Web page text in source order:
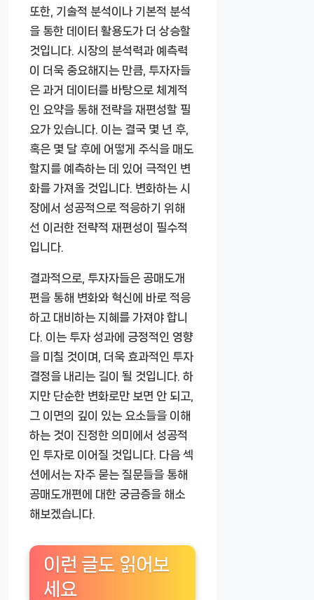
또한, 기술적 분석이나 기본적 분석
을 통한 데이터 활용도가 더 상승할
것입니다. 시장의 분석력과 예측력
이 더욱 중요해지는 만큼, 투자자들
은 과거 데이터를 바탕으로 체계적
인 요약을 통해 전략을 재편성할 필
요가 있습니다. 이는 결국 몇 년 후,
혹은 몇 달 후에 어떻게 주식을 매도
할지를 예측하는 데 있어 극적인 변
화를 가져올 것입니다. 변화하는 시
장에서 성공적으로 적응하기 위해
선 이러한 전략적 재편성이 필수적
입니다.
결과적으로, 투자자들은 공매도개
편을 통해 변화와 혁신에 바로 적응
하고 대비하는 지혜를 가져야 합니
다. 이는 투자 성과에 긍정적인 영향
을 미칠 것이며, 더욱 효과적인 투자
결정을 내리는 길이 될 것입니다. 하
지만 단순한 변화로만 보면 안 되고,
그 이면의 깊이 있는 요소들을 이해
하는 것이 진정한 의미에서 성공적
인 투자로 이어질 것입니다. 다음 섹
션에서는 자주 묻는 질문들을 통해
공매도개편에 대한 궁금증을 해소
해보겠습니다.
이런 글도 읽어보
세요